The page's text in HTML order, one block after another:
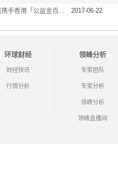
领峰贵金属携手香港「公益金百万行」，完满传递爱心 2017-06-22
环球财经
财经快讯
行情分析
领峰分析
专家团队
专家分析
领峰分析
领峰直播间